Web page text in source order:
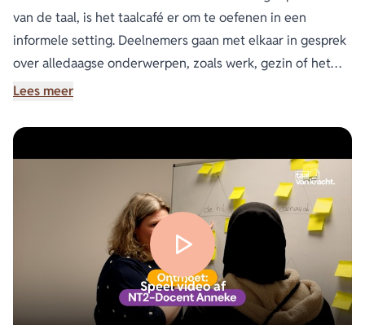
van de taal, is het taalcafé er om te oefenen in een
informele setting. Deelnemers gaan met elkaar in gesprek
over alledaagse onderwerpen, zoals werk, gezin of het
nieuws. Zo raken zij steeds meer vertrouwd met het
De dagen en tijden van het taalcafé vinden plaats in
Je gaat in gesprek met deelnemers en helpt het gesprek
op gang te houden. Dit kan aan de hand van dagelijkse
onderwerpen, maar ook met behulp van de methode
Lees meer
Speel video af